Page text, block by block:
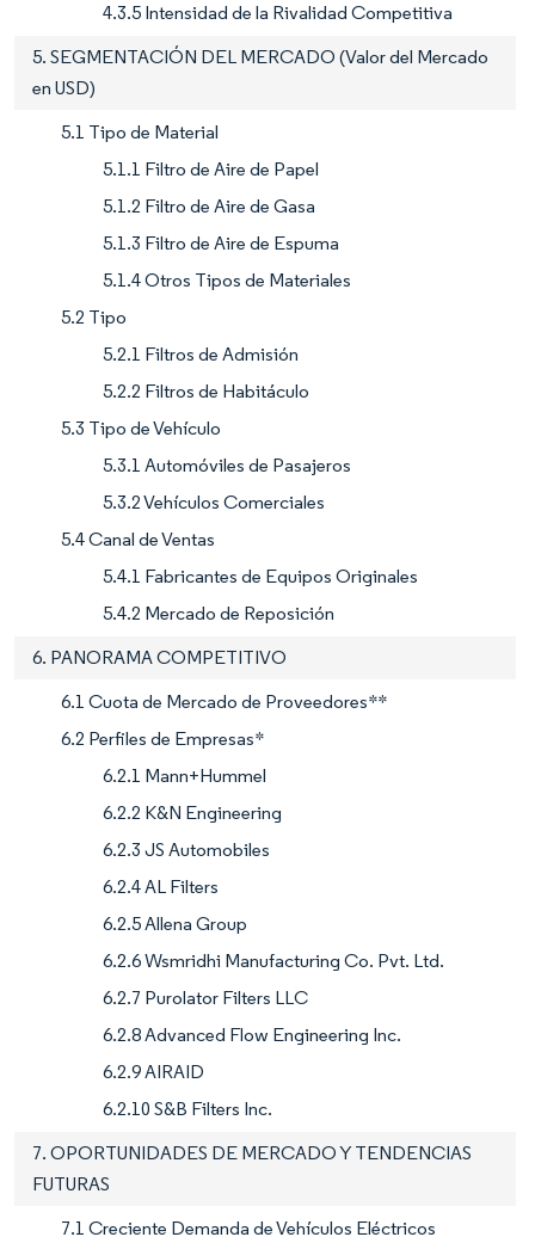
4.3.5 Intensidad de la Rivalidad Competitiva
5. SEGMENTACIÓN DEL MERCADO (Valor del Mercado
en USD)
5.1 Tipo de Material
5.1.1 Filtro de Aire de Papel
5.1.2 Filtro de Aire de Gasa
5.1.3 Filtro de Aire de Espuma
5.1.4 Otros Tipos de Materiales
5.2 Tipo
5.2.1 Filtros de Admisión
5.2.2 Filtros de Habitáculo
5.3 Tipo de Vehículo
5.3.1 Automóviles de Pasajeros
5.3.2 Vehículos Comerciales
5.4 Canal de Ventas
5.4.1 Fabricantes de Equipos Originales
5.4.2 Mercado de Reposición
6. PANORAMA COMPETITIVO
6.1 Cuota de Mercado de Proveedores**
6.2 Perfiles de Empresas*
6.2.1 Mann+Hummel
6.2.2 K&N Engineering
6.2.3 JS Automobiles
6.2.4 AL Filters
6.2.5 Allena Group
6.2.6 Wsmridhi Manufacturing Co. Pvt. Ltd.
6.2.7 Purolator Filters LLC
6.2.8 Advanced Flow Engineering Inc.
6.2.9 AIRAID
6.2.10 S&B Filters Inc.
7. OPORTUNIDADES DE MERCADO Y TENDENCIAS
FUTURAS
7.1 Creciente Demanda de Vehículos Eléctricos